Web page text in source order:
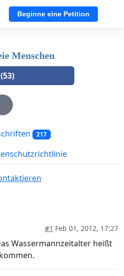
Beginne eine Petition
Menschen
217
#1 Feb 01, 2012, 17:27
Wassermannzeitalter heißt